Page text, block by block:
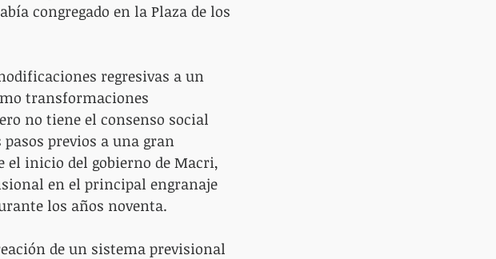
congregado en la Plaza de los
regresivas a un
transformaciones
no tiene el consenso social
previos a una gran
el inicio del gobierno de Macri,
en el principal engranaje
los años noventa.
de un sistema previsional